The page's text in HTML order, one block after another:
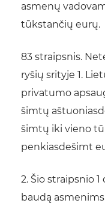
asmenų
tūkstančių eurų.
83 straipsnis.
ryšių srityje 1.
privatumo
šimtų
šimtų iki vieno
penkiasdešimt
2. Šio straipsnio
baudą